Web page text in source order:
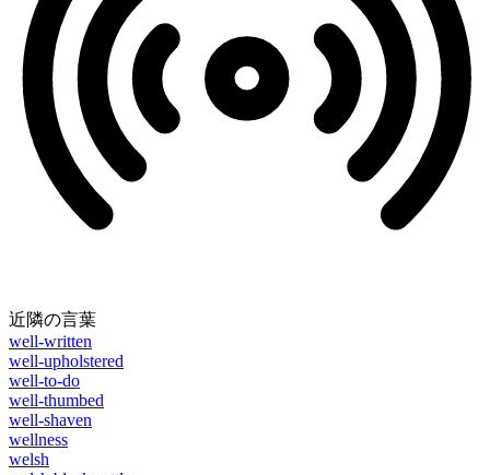
近隣の言葉
well-written
well-upholstered
well-to-do
well-thumbed
well-shaven
wellness
welsh